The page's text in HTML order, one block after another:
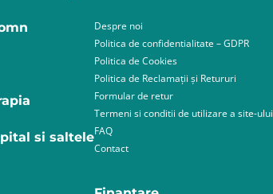
si saltele
Despre noi
Politica de confidentialitate – GDPR
Politica de Cookies
Politica de Reclamații și Retururi
Formular de retur
Termeni si conditii de utilizare a site-ului
FAQ
Contact